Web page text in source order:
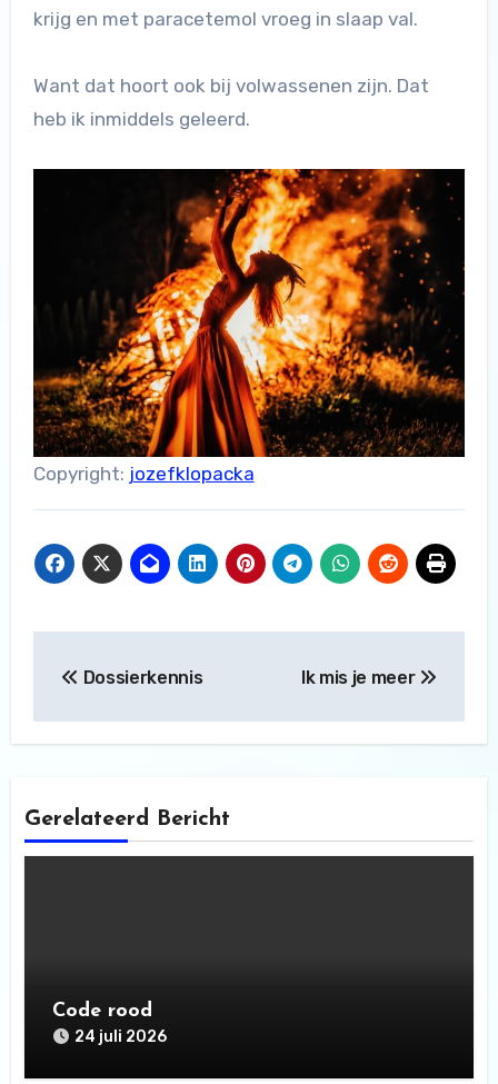
krijg en met paracetemol vroeg in slaap val.
Want dat hoort ook bij volwassenen zijn. Dat
heb ik inmiddels geleerd.
Copyright: jozefklopacka
Dossierkennis Ik mis je meer
Gerelateerd Bericht
Code rood
24 juli 2026